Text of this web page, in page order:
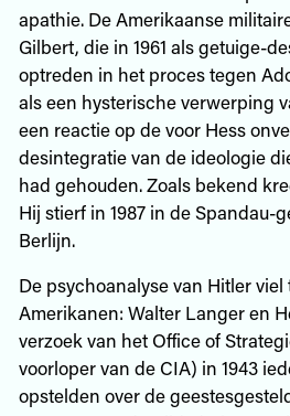
apathie. De Amerikaanse
Gilbert, die in 1961 als getuige-
optreden in het proces tegen
als een hysterische verwerping
een reactie op de voor Hess
desintegratie van de ideologie
had gehouden. Zoals bekend
Hij stierf in 1987 in de Spandau-
Berlijn.
De psychoanalyse van Hitler viel
Amerikanen: Walter Langer en
verzoek van het Office of
voorloper van de CIA) in 1943
opstelden over de